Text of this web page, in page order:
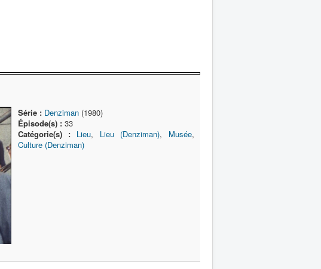
Série : Denziman(1980)
Épisode(s) :33
Catégorie(s) : Lieu, Lieu (Denziman), Musée,
Culture (Denziman)